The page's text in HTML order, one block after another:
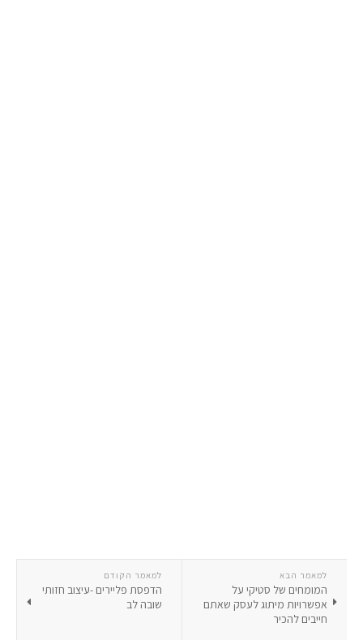
למאמר הקודם
הדפסת פליירים -עיצוב חזותי
שובה לב
למאמר הבא
המומחים של סטיקי על
אפשרויות מיתוג לעסק שאתם
חייבים להכיר